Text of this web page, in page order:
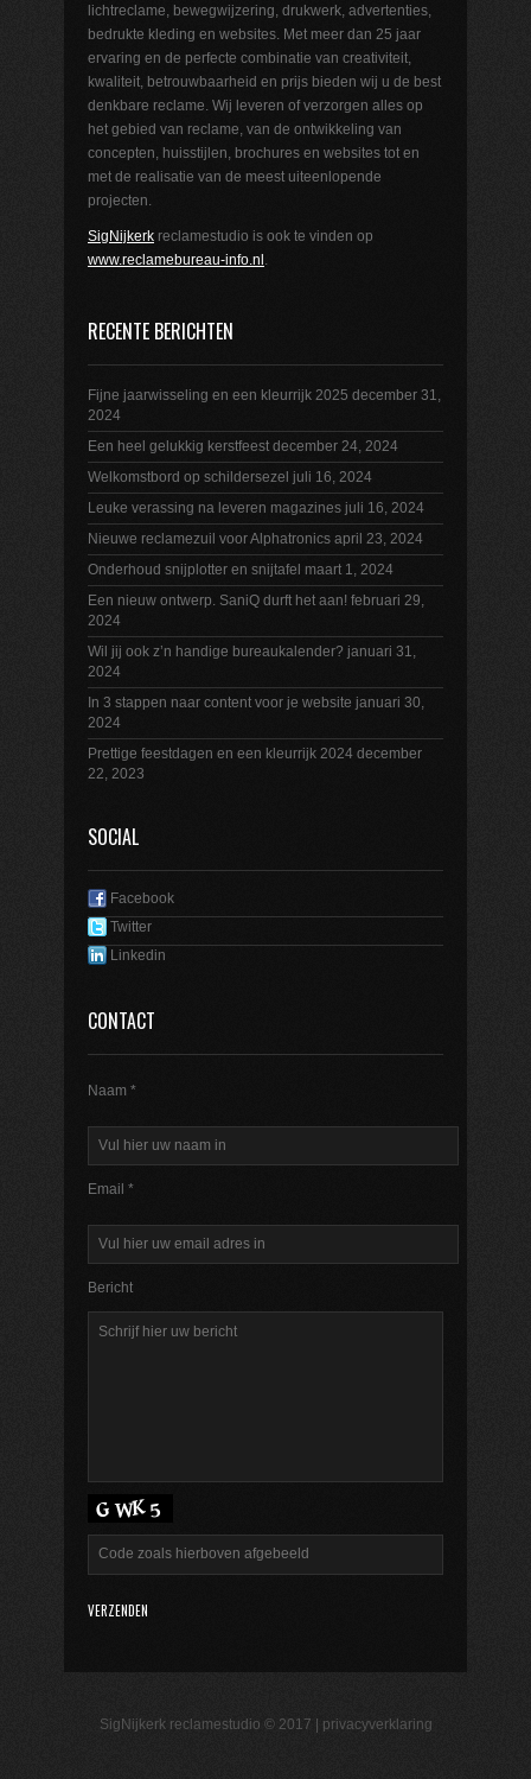
lichtreclame, bewegwijzering, drukwerk, advertenties,
bedrukte kleding en websites. Met meer dan 25 jaar
ervaring en de perfecte combinatie van creativiteit,
kwaliteit, betrouwbaarheid en prijs bieden wij u de best
denkbare reclame. Wij leveren of verzorgen alles op
het gebied van reclame, van de ontwikkeling van
concepten, huisstijlen, brochures en websites tot en
met de realisatie van de meest uiteenlopende
projecten.
SigNijkerk reclamestudio is ook te vinden op
www.reclamebureau-info.nl
RECENTE BERICHTEN
Fijne jaarwisseling en een kleurrijk 2025 december 31,
2024
Een heel gelukkig kerstfeest december 24, 2024
Welkomstbord op schildersezel juli 16, 2024
Leuke verassing na leveren magazines juli 16, 2024
Nieuwe reclamezuil voor Alphatronics april 23, 2024
Onderhoud snijplotter en snijtafel maart 1, 2024
Een nieuw ontwerp. SaniQ durft het aan! februari 29,
2024
Wil jij ook z’n handige bureaukalender? januari 31,
2024
In 3 stappen naar content voor je website januari 30,
2024
Prettige feestdagen en een kleurrijk 2024 december
22, 2023
SOCIAL
Facebook
Twitter
Linkedin
CONTACT
Naam *
Email *
Bericht
SigNijkerk reclamestudio © 2017 | privacyverklaring